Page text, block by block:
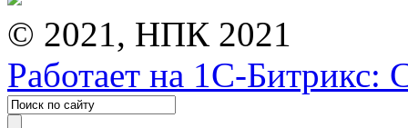
© 2021, НПК 2021
Работает на 1С-Битрикс: